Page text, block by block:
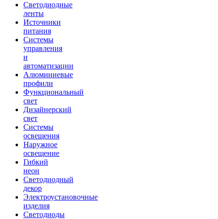
Светодиодные
ленты
Источники
питания
Системы
управления
и
автоматизации
Алюминиевые
профили
Функциональный
свет
Дизайнерский
свет
Системы
освещения
Наружное
освещение
Гибкий
неон
Светодиодный
декор
Электроустановочные
изделия
Светодиоды